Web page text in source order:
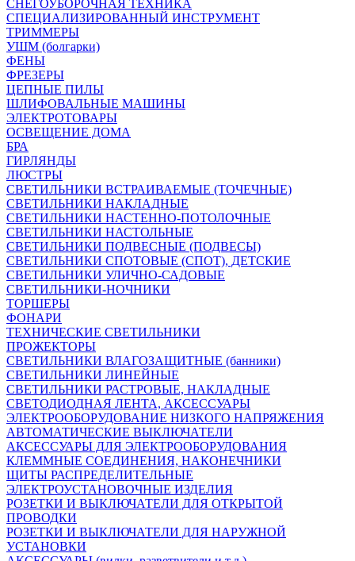
СНЕГОУБОРОЧНАЯ ТЕХНИКА
СПЕЦИАЛИЗИРОВАННЫЙ ИНСТРУМЕНТ
ТРИММЕРЫ
УШМ (болгарки)
ФЕНЫ
ФРЕЗЕРЫ
ЦЕПНЫЕ ПИЛЫ
ШЛИФОВАЛЬНЫЕ МАШИНЫ
ЭЛЕКТРОТОВАРЫ
ОСВЕЩЕНИЕ ДОМА
БРА
ГИРЛЯНДЫ
ЛЮСТРЫ
СВЕТИЛЬНИКИ ВСТРАИВАЕМЫЕ (ТОЧЕЧНЫЕ)
СВЕТИЛЬНИКИ НАКЛАДНЫЕ
СВЕТИЛЬНИКИ НАСТЕННО-ПОТОЛОЧНЫЕ
СВЕТИЛЬНИКИ НАСТОЛЬНЫЕ
СВЕТИЛЬНИКИ ПОДВЕСНЫЕ (ПОДВЕСЫ)
СВЕТИЛЬНИКИ СПОТОВЫЕ (СПОТ), ДЕТСКИЕ
СВЕТИЛЬНИКИ УЛИЧНО-САДОВЫЕ
СВЕТИЛЬНИКИ-НОЧНИКИ
ТОРШЕРЫ
ФОНАРИ
ТЕХНИЧЕСКИЕ СВЕТИЛЬНИКИ
ПРОЖЕКТОРЫ
СВЕТИЛЬНИКИ ВЛАГОЗАЩИТНЫЕ (банники)
СВЕТИЛЬНИКИ ЛИНЕЙНЫЕ
СВЕТИЛЬНИКИ РАСТРОВЫЕ, НАКЛАДНЫЕ
СВЕТОДИОДНАЯ ЛЕНТА, АКСЕССУАРЫ
ЭЛЕКТРООБОРУДОВАНИЕ НИЗКОГО НАПРЯЖЕНИЯ
АВТОМАТИЧЕСКИЕ ВЫКЛЮЧАТЕЛИ
АКСЕССУАРЫ ДЛЯ ЭЛЕКТРООБОРУДОВАНИЯ
КЛЕММНЫЕ СОЕДИНЕНИЯ, НАКОНЕЧНИКИ
ЩИТЫ РАСПРЕДЕЛИТЕЛЬНЫЕ
ЭЛЕКТРОУСТАНОВОЧНЫЕ ИЗДЕЛИЯ
РОЗЕТКИ И ВЫКЛЮЧАТЕЛИ ДЛЯ ОТКРЫТОЙ
ПРОВОДКИ
РОЗЕТКИ И ВЫКЛЮЧАТЕЛИ ДЛЯ НАРУЖНОЙ
УСТАНОВКИ